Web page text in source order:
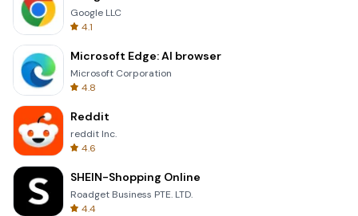
Google LLC
4.1
Microsoft Edge: AI browser
Microsoft Corporation
4.8
Reddit
reddit Inc.
4.6
SHEIN-Shopping Online
Roadget Business PTE. LTD.
4.4